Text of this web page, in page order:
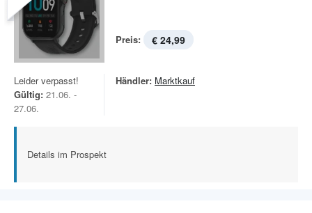
Preis: € 24,99
Leider verpasst!
Gültig: 21.06. -
27.06.
Händler: Marktkauf
Details im Prospekt